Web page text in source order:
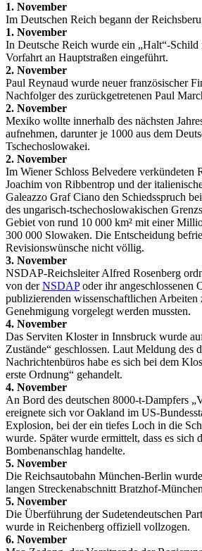
1. November
Im Deutschen Reich begann der
1. November
In Deutsche Reich wurde ein „Halt“-
Vorfahrt an Hauptstraßen eingeführt.
2. November
Paul Reynaud wurde neuer französischer
Nachfolger des zurückgetretenen Paul
2. November
Mexiko wollte innerhalb des nächsten
aufnehmen, darunter je 1000 aus dem
Tschechoslowakei.
2. November
Im Wiener Schloss Belvedere verkündeten
Joachim von Ribbentrop und der
Galeazzo Graf Ciano den Schiedsspruch
des ungarisch-tschechoslowakischen
Gebiet von rund 10 000 km² mit einer
300 000 Slowaken. Die Entscheidung
Revisionswünsche nicht völlig.
3. November
NSDAP-Reichsleiter Alfred Rosenberg
von derNSDAPoder ihr angeschlossenen
publizierenden wissenschaftlichen Arbeiten
Genehmigung vorgelegt werden mussten.
4. November
Das Serviten Kloster in Innsbruck wurde
Zustände“ geschlossen. Laut Meldung des
Nachrichtenbüros habe es sich bei dem
erste Ordnung“ gehandelt.
4. November
An Bord des deutschen 8000-t-Dampfers
ereignete sich vor Oakland im US-
Explosion, bei der ein tiefes Loch in die
wurde. Später wurde ermittelt, dass es sich
Bombenanschlag handelte.
5. November
Die Reichsautobahn München-Berlin
langen Streckenabschnitt Bratzhof-
5. November
Die Überführung der Sudetendeutschen
wurde in Reichenberg offiziell vollzogen.
6. November